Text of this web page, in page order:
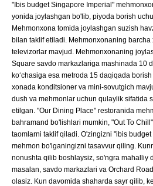
"Ibis budget Singapore Imperial"
yonida joylashgan bo'lib, piyoda borish
Mehmonxona tomida joylashgan suzish
bilan taklif etiladi. Mehmonxonaning
televizorlar mavjud. Mehmonxonaning
Square savdo markazlariga mashinada 10
ko‘chasiga esa metroda 15 daqiqada
xonada konditsioner va mini-sovutgich
dush va mehmonlar uchun qulaylik sifatida
etilgan. "Our Dining Place" restoranida
bahramand bo'lishlari mumkin, "Out To
taomlarni taklif qiladi. O'zingizni "ibis
mehmon bo'lganingizni tasavvur qiling.
nonushta qilib boshlaysiz, so'ngra mahalliy
masalan, savdo markazlari va Orchard
olasiz. Kun davomida shaharda sayr qilib,